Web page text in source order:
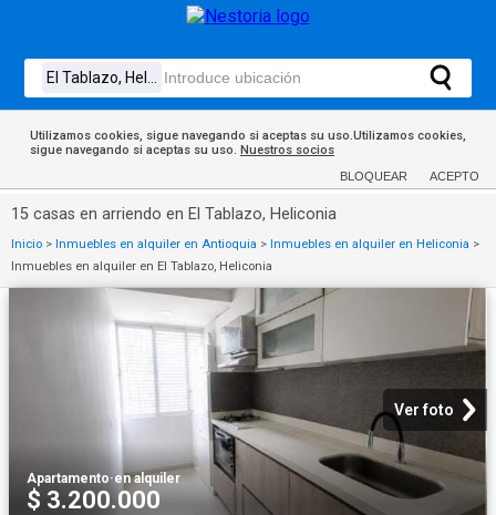
Utilizamos cookies, sigue navegando si aceptas su uso.Utilizamos cookies,
sigue navegando si aceptas su uso. Nuestros socios
BLOQUEAR ACEPTO
15 casas en arriendo en El Tablazo, Heliconia
Inicio > Inmuebles en alquiler en Antioquia > Inmuebles en alquiler en Heliconia >
Inmuebles en alquiler en El Tablazo, Heliconia
Ver foto
Apartamento·en alquiler
$ 3.200.000